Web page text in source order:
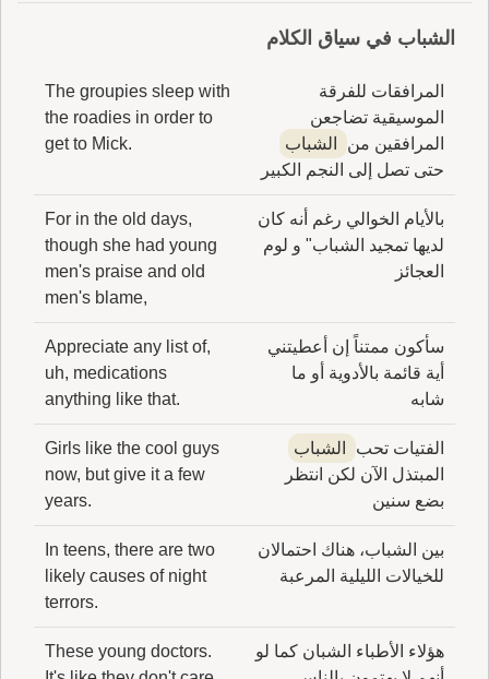
الشباب في سياق الكلام
المرافقات للفرقة
الموسيقية تضاجعن
المرافقين من
الشباب
حتى تصل إلى النجم الكبير
The groupies sleep with
the roadies in order to
get to Mick.
بالأيام الخوالي رغم أنه كان
لديها تمجيد الشباب" و لوم
العجائز
For in the old days,
though she had young
men's praise and old
men's blame,
سأكون ممتناً إن أعطيتني
أية قائمة بالأدوية أو ما
شابه
Appreciate any list of,
uh, medications
anything like that.
الفتيات تحب
الشباب
المبتذل الآن لكن انتظر
بضع سنين
Girls like the cool guys
now, but give it a few
years.
بين الشباب، هناك احتمالان
للخيالات الليلية المرعبة
In teens, there are two
likely causes of night
terrors.
هؤلاء الأطباء الشبان كما لو
These young doctors.